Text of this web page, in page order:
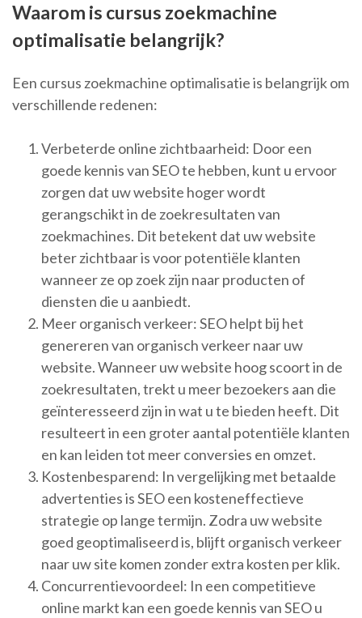
Waarom is cursus zoekmachine
optimalisatie belangrijk?
Een cursus zoekmachine optimalisatie is belangrijk om
verschillende redenen:
Verbeterde online zichtbaarheid: Door een
goede kennis van SEO te hebben, kunt u ervoor
zorgen dat uw website hoger wordt
gerangschikt in de zoekresultaten van
zoekmachines. Dit betekent dat uw website
beter zichtbaar is voor potentiële klanten
wanneer ze op zoek zijn naar producten of
diensten die u aanbiedt.
Meer organisch verkeer: SEO helpt bij het
genereren van organisch verkeer naar uw
website. Wanneer uw website hoog scoort in de
zoekresultaten, trekt u meer bezoekers aan die
geïnteresseerd zijn in wat u te bieden heeft. Dit
resulteert in een groter aantal potentiële klanten
en kan leiden tot meer conversies en omzet.
Kostenbesparend: In vergelijking met betaalde
advertenties is SEO een kosteneffectieve
strategie op lange termijn. Zodra uw website
goed geoptimaliseerd is, blijft organisch verkeer
naar uw site komen zonder extra kosten per klik.
Concurrentievoordeel: In een competitieve
online markt kan een goede kennis van SEO u